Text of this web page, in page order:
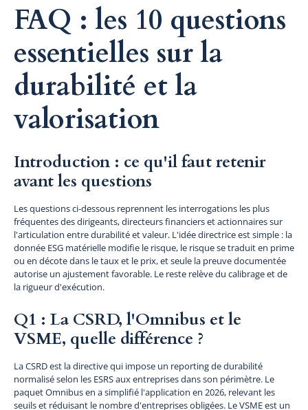
FAQ : les 10 questions
essentielles sur la
durabilité et la
valorisation
Introduction : ce qu'il faut retenir
avant les questions
Les questions ci-dessous reprennent les interrogations les plus
fréquentes des dirigeants, directeurs financiers et actionnaires sur
l'articulation entre durabilité et valeur. L'idée directrice est simple : la
donnée ESG matérielle modifie le risque, le risque se traduit en prime
ou en décote dans le taux et le prix, et seule la preuve documentée
autorise un ajustement favorable. Le reste relève du calibrage et de
la rigueur d'exécution.
Q1 : La CSRD, l'Omnibus et le
VSME, quelle différence ?
La CSRD est la directive qui impose un reporting de durabilité
normalisé selon les ESRS aux entreprises dans son périmètre. Le
paquet Omnibus en a simplifié l'application en 2026, relevant les
seuils et réduisant le nombre d'entreprises obligées. Le VSME est un